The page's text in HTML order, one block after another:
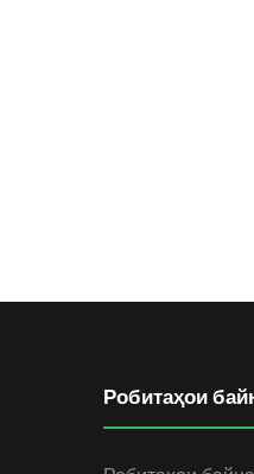
Робитаҳои